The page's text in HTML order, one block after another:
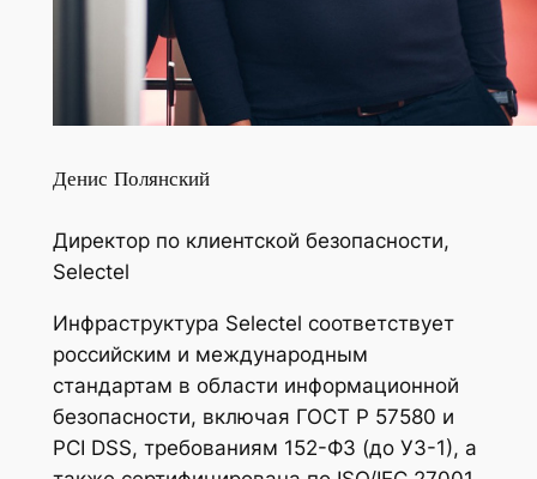
Денис Полянский
Директор по клиентской безопасности,
Selectel
Инфраструктура Selectel соответствует
российским и международным
стандартам в области информационной
безопасности, включая ГОСТ Р 57580 и
PCI DSS, требованиям 152-ФЗ (до УЗ-1), а